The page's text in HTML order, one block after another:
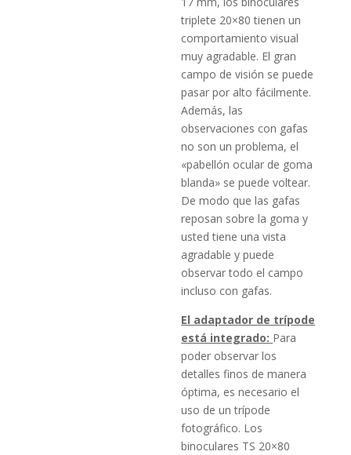
triplete 20×80 tienen un
comportamiento visual
muy agradable. El gran
campo de visión se puede
pasar por alto fácilmente.
Además, las
observaciones con gafas
no son un problema, el
«pabellón ocular de goma
blanda» se puede voltear.
De modo que las gafas
reposan sobre la goma y
usted tiene una vista
agradable y puede
observar todo el campo
incluso con gafas.
El adaptador de trípode
está integrado: Para
poder observar los
detalles finos de manera
óptima, es necesario el
uso de un trípode
fotográfico. Los
binoculares TS 20×80